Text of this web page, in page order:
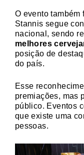
O evento também
Stannis segue
nacional, sendo
melhores
posição de
do país.
Esse
premiações, mas
público. Eventos
que existe uma
pessoas.